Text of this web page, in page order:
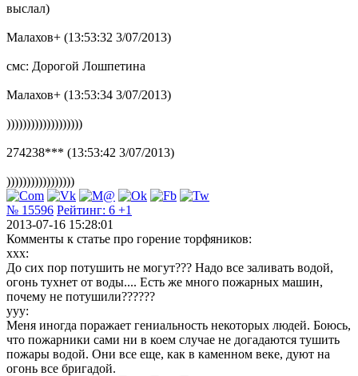
выслал)
Малахов+ (13:53:32 3/07/2013)
смс: Дорогой Лошпетина
Малахов+ (13:53:34 3/07/2013)
)))))))))))))))))))
274238*** (13:53:42 3/07/2013)
)))))))))))))))))
№ 15596 Рейтинг: 6 +1
2013-07-16 15:28:01
Комменты к статье про горение торфяников:
ххх:
До сих пор потушить не могут??? Надо все заливать водой,
огонь тухнет от воды.... Есть же много пожарных машин,
почему не потушили??????
ууу:
Меня иногда поражает гениальность некоторых людей. Боюсь,
что пожарники сами ни в коем случае не догадаются тушить
пожары водой. Они все еще, как в каменном веке, дуют на
огонь все бригадой.